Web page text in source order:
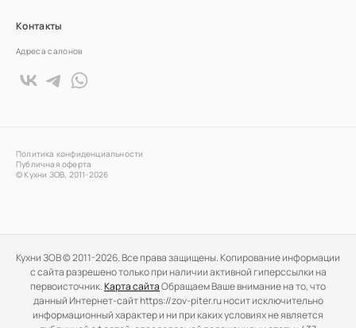
Контакты
Адреса салонов
Политика конфиденциальности
Публичная оферта
© Кухни ЗОВ, 2011-2026
Кухни ЗОВ © 2011-2026. Все права защищены. Копирование информации
c сайта разрешено только при наличии активной гиперссылки на
первоисточник.Карта сайтаОбращаем Ваше внимание на то, что
данный Интернет-сайт https://zov-piter.ru носит исключительно
информационный характер и ни при каких условиях не является